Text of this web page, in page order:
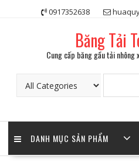
0917352638
Băng Tải
Cung cấp băng gầu tải nhông
DANH MỤC SẢN PHẨM